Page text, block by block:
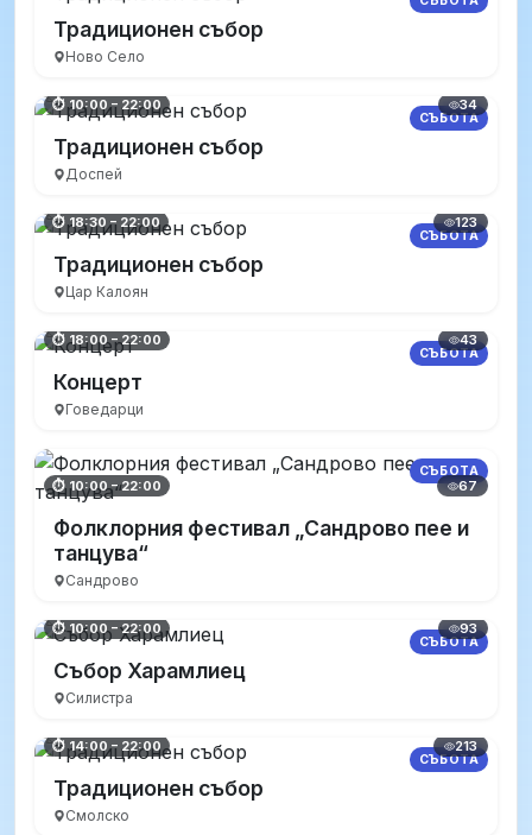
Традиционен събор
Ново Село
СЪБОТА
⏱ 10:00 – 22:00 34
Традиционен събор
Доспей
СЪБОТА
⏱ 18:30 – 22:00 123
Традиционен събор
Цар Калоян
СЪБОТА
⏱ 18:00 – 22:00 43
Концерт
Говедарци
СЪБОТА
⏱ 10:00 – 22:00 67
Фолклорния фестивал „Сандрово пее и
танцува“
Сандрово
СЪБОТА
⏱ 10:00 – 22:00 93
Събор Харамлиец
Силистра
СЪБОТА
⏱ 14:00 – 22:00 213
Традиционен събор
Смолско